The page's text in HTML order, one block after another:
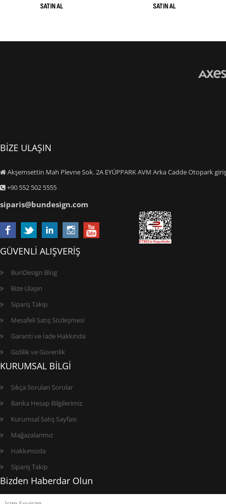
BİZE ULAŞIN
Akşemsettin Mah Plevne Sok. 2A EYÜPPARK AVM Arka Cadde Otopark
+90 552 502 5555
siparis@bundesign.com
GÜVENLİ ALIŞVERİŞ
BunDesign Blog
Bize Ulaşın
Sipariş Takip
Mesafeli Satış Sözleşmesi
Garanti ve İade Hakkında
Gizlilik ve Güvenlik
KURUMSAL BİLGİ
Sıkça Sorulan Sorular
Banka Hesap Bilgilerimiz
Kurumsal Satış Sayfası
Mağazalarımız
Hakkımızda
Sipariş Takip
Bizden Haberdar Olun